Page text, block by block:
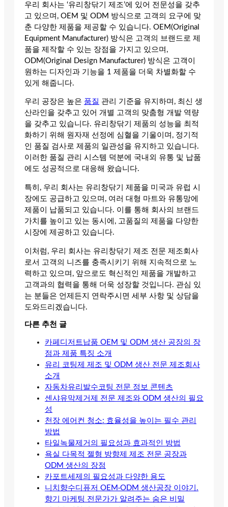
우리 회사는 ‘유리창닦기 제조’에 있어 전문성을 갖추
고 있으며, OEM 및 ODM 방식으로 고객의 요구에 맞
춘 다양한 제품을 제공할 수 있습니다. OEM(Original
Equipment Manufacturer) 방식은 고객의 브랜드로 제
품을 제작할 수 있는 장점을 가지고 있으며,
ODM(Original Design Manufacturer) 방식은 고객이
원하는 디자인과 기능을 1 제품을 더욱 차별화할 수
있게 해줍니다.
우리 공장은 높은 품질 관리 기준을 유지하며, 최신 생
산라인을 갖추고 있어 개별 고객의 맞춤형 개발 역량
을 갖추고 있습니다. 유리창닦기 제품의 성능을 최적
화하기 위해 원자재 선정에 심혈을 기울이며, 정기적
인 품질 검사로 제품의 일관성을 유지하고 있습니다.
이러한 품질 관리 시스템 덕분에 국내외 유통 및 납품
에도 성공적으로 대응해 왔습니다.
특히, 우리 회사는 유리창닦기 제품을 미국과 유럽 시
장에도 공급하고 있으며, 여러 대형 마트와 유통망에
제품이 납품되고 있습니다. 이를 통해 회사의 브랜드
가치를 높이고 있는 동시에, 고품질의 제품을 다양한
시장에 제공하고 있습니다.
이처럼, 우리 회사는 유리창닦기 제조 전문 제조회사
로서 고객의 니즈를 충족시키기 위해 지속적으로 노
력하고 있으며, 앞으로도 혁신적인 제품을 개발하고
고객과의 협력을 통해 더욱 성장할 것입니다. 관심 있
는 분들은 언제든지 연락주시면 세부 사항 및 상담을
도와드리겠습니다.
다른 추천 글
카페디저트납품 OEM 및 ODM 생산 공장의 장
점과 제품 특징 소개
유리 코팅제 제조 및 ODM 생산 전문 제조회사
소개
자동차유리발수코팅 전문 정보 콘텐츠
센샤유막제거제 전문 제조와 ODM 생산의 필요
성
천장 에어컨 청소: 효율성을 높이는 필수 관리
방법
타일녹물제거의 필요성과 효과적인 방법
욕실 다목적 젤형 방향제 제조 전문 공장과
ODM 생산의 장점
카포트세제의 필요성과 다양한 용도
니치향수디퓨저 OEM·ODM 생산공장 이야기.
향기 마케팅 전문가가 알려주는 숨은 비밀